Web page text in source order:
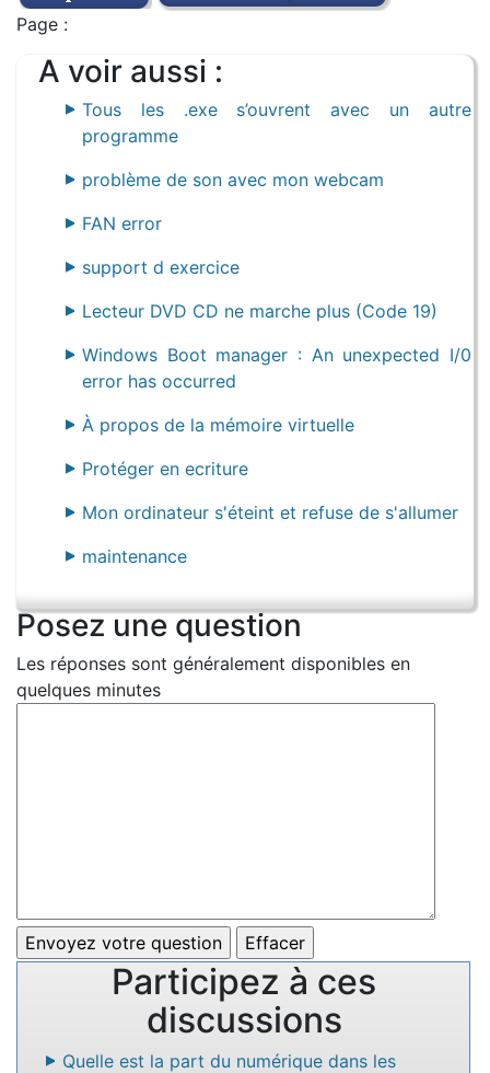
Page :
A voir aussi :
Tous les .exe s’ouvrent avec un autre
programme
problème de son avec mon webcam
FAN error
support d exercice
Lecteur DVD CD ne marche plus (Code 19)
Windows Boot manager : An unexpected I/0
error has occurred
À propos de la mémoire virtuelle
Protéger en ecriture
Mon ordinateur s'éteint et refuse de s'allumer
maintenance
Posez une question
Les réponses sont généralement disponibles en
quelques minutes
Participez à ces
discussions
Quelle est la part du numérique dans les